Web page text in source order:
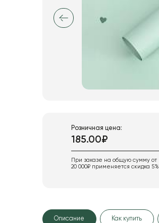
Розничная цена:
185.00₽
При заказе на общую сумму от
20 000₽ применяется скидка 5%
Описание Как купить